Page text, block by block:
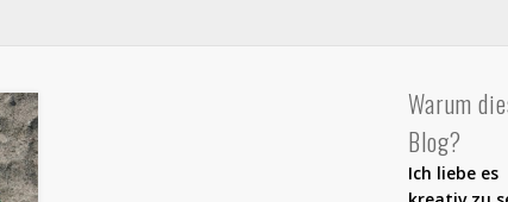
Warum
Blog?
Ich liebe es